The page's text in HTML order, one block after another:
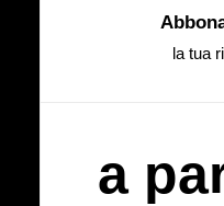
la tua
a